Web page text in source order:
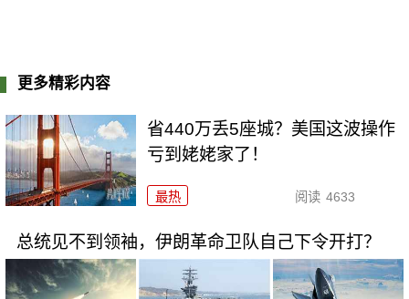
更多精彩内容
省440万丢5座城？美国这波操作
亏到姥姥家了！
最热 阅读 4633
总统见不到领袖，伊朗革命卫队自己下令开打？